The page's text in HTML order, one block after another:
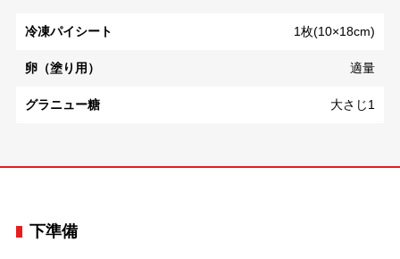
冷凍パイシート 1枚(10×18cm)
卵（塗り用） 適量
グラニュー糖 大さじ1
下準備